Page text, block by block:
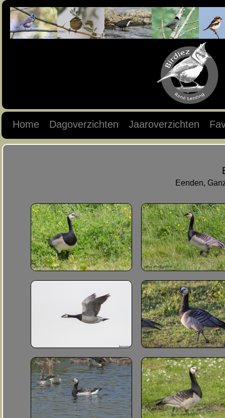
Home Dagoverzichten Jaaroverzichten
Eenden,